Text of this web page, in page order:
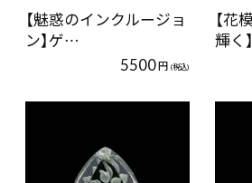
【魅惑のインクルージョ
ン】ゲ…
5500円 (税込)
【花
輝く